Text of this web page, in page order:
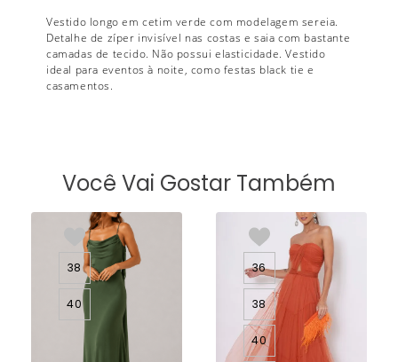
Vestido longo em cetim verde com modelagem sereia.
Detalhe de zíper invisível nas costas e saia com bastante
camadas de tecido. Não possui elasticidade. Vestido
ideal para eventos à noite, como festas black tie e
casamentos.
Você Vai Gostar Também
38
40
36
38
40